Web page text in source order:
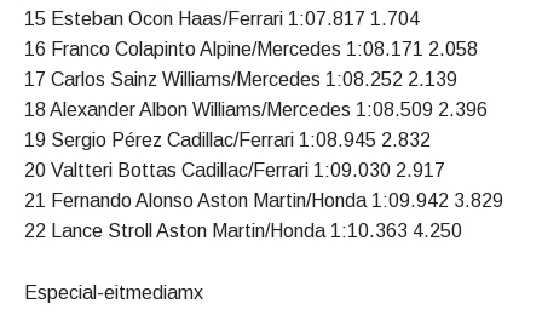
15 Esteban Ocon Haas/Ferrari 1:07.817 1.704
16 Franco Colapinto Alpine/Mercedes 1:08.171 2.058
17 Carlos Sainz Williams/Mercedes 1:08.252 2.139
18 Alexander Albon Williams/Mercedes 1:08.509 2.396
19 Sergio Pérez Cadillac/Ferrari 1:08.945 2.832
20 Valtteri Bottas Cadillac/Ferrari 1:09.030 2.917
21 Fernando Alonso Aston Martin/Honda 1:09.942 3.829
22 Lance Stroll Aston Martin/Honda 1:10.363 4.250
Especial-eitmediamx